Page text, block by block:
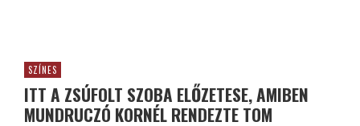
SZÍNES
ITT A ZSÚFOLT SZOBA ELŐZETESE, AMIBEN
MUNDRUCZÓ KORNÉL RENDEZTE TOM